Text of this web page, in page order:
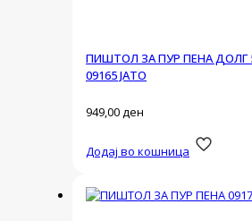
ПИШТОЛ ЗА ПУР ПЕНА ДОЛГ
09165 ЈАТО
949,00ден
Додај во кошница